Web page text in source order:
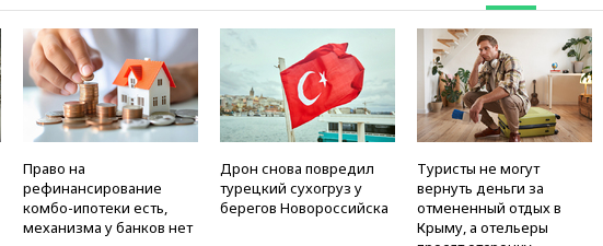
Право на
рефинансирование
комбо-ипотеки есть,
механизма у банков нет
Дрон снова повредил
турецкий сухогруз у
берегов Новороссийска
Туристы не могут
вернуть деньги за
отмененный отдых в
Крыму, а отельеры